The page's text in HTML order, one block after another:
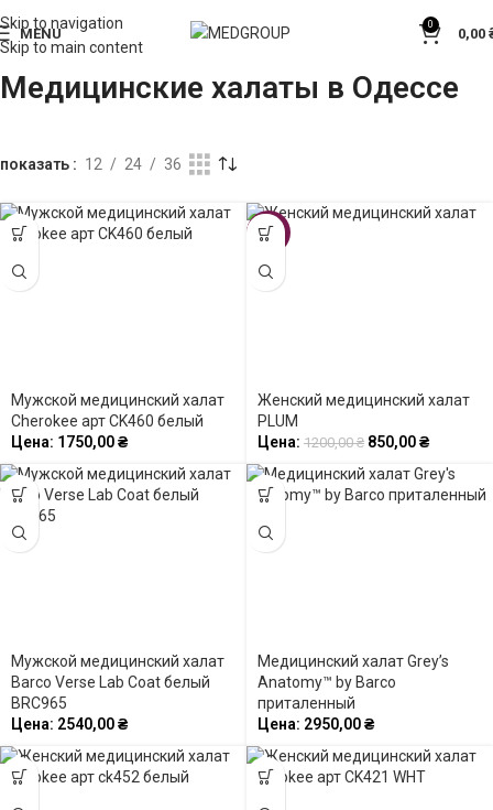
Skip to navigation
Skip to main content
MENU
0
0,00
Медицинские халаты в Одессе
показать 12 24 36
Мужской медицинский халат
Cherokee арт CK460 белый
Цена: 1750,00₴
-29%
Женский медицинский халат
PLUM
Цена: 1200,00₴ 850,00₴
Мужской медицинский халат
Barco Verse Lab Coat белый
BRC965
Цена: 2540,00₴
Медицинский халат Grey’s
Anatomy™ by Barco
приталенный
Цена: 2950,00₴